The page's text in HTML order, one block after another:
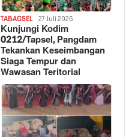
TABAGSEL 27 Juli 2026
Kunjungi Kodim
0212/Tapsel, Pangdam
Tekankan Keseimbangan
Siaga Tempur dan
Wawasan Teritorial